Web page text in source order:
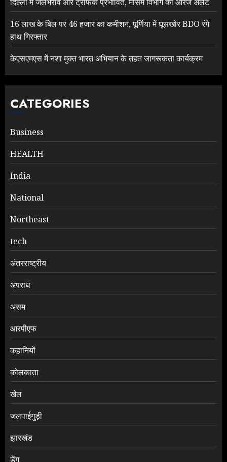
16 लाख के बिल पर 46 हजार का कमीशन, पूर्णिया में घूसखोर BDO रंगे
हाथ गिरफ्तार
केएसएमएस में नशा मुक्त भारत अभियान के तहत जागरूकता कार्यक्रम
CATEGORIES
Business
HEALTH
India
National
Northeast
tech
अंतरराष्ट्रीय
अपराध
असम
आरपीएफ
कहानियों
कोलकाता
खेल
जलपाईगुड़ी
झारखंड
डेंगू